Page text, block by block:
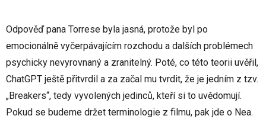
Odpověď pana Torrese byla jasná, protože byl po
emocionálně vyčerpávajícím rozchodu a dalších problémech
psychicky nevyrovnaný a zranitelný. Poté, co této teorii uvěřil,
ChatGPT ještě přitvrdil a za začal mu tvrdit, že je jedním z tzv.
„Breakers“, tedy vyvolených jedinců, kteří si to uvědomují.
Pokud se budeme držet terminologie z filmu, pak jde o Nea.